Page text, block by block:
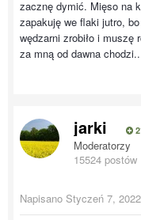
zacznę dymić. Mięso na
zapakuję we flaki jutro,
wędzarni zrobiło i muszę
za mną od dawna
jarki
Moderatorzy
15524 postów
Napisano Styczeń 7, 2022